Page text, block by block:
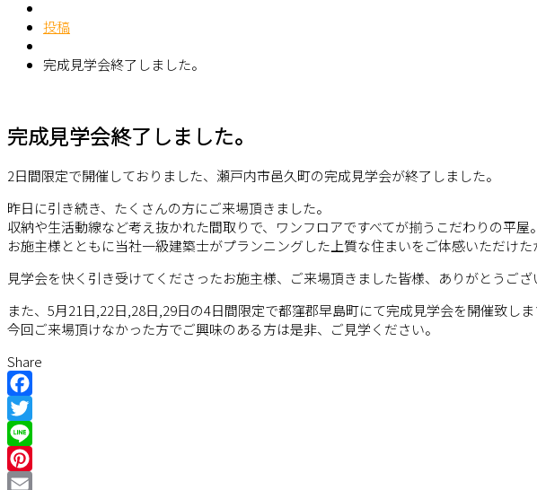
投稿
完成見学会終了しました。
完成見学会終了しました。
2日間限定で開催しておりました、瀬戸内市邑久町の完成見学会が終了しました。
昨日に引き続き、たくさんの方にご来場頂きました。
収納や生活動線など考え抜かれた間取りで、ワンフロアですべてが揃うこだわりの平屋。
お施主様とともに当社一級建築士がプランニングした上質な住まいをご体感いただけた
見学会を快く引き受けてくださったお施主様、ご来場頂きました皆様、ありがとうござ
また、5月21日,22日,28日,29日の4日間限定で都窪郡早島町にて完成見学会を開催致しま
今回ご来場頂けなかった方でご興味のある方は是非、ご見学ください。
Share
Facebook
Twitter
Line
Pinterest